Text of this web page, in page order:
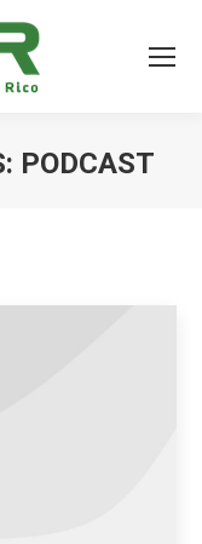
PODCAST